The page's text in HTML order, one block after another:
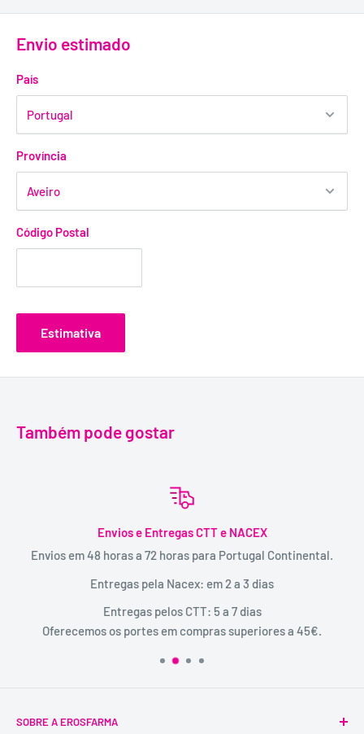
Envio estimado
País
Província
Código Postal
Estimativa
Também pode gostar
Envios e Entregas CTT e NACEX
Envios em 48 horas a 72 horas para Portugal Continental.
Entregas pela Nacex: em 2 a 3 dias
Entregas pelos CTT: 5 a 7 dias
Oferecemos os portes em compras superiores a 45€.
SOBRE A EROSFARMA